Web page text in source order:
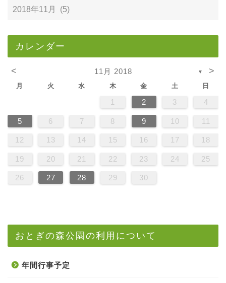
カレンダー
< 11月 2018 ▼ >
月 火 水 木 金 土 日
1 2 3 4
5 6 7 8 9 10 11
12 13 14 15 16 17 18
19 20 21 22 23 24 25
26 27 28 29 30
おとぎの森公園の利用について
年間行事予定